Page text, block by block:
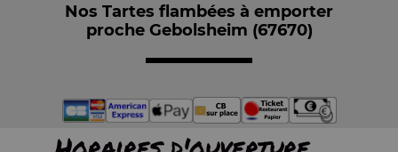
Nos Tartes flambées à emporter
proche Gebolsheim (67670)